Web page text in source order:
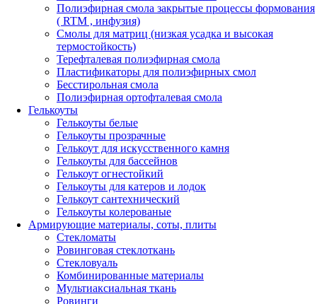
Полиэфирная смола закрытые процессы формования
( RTM , инфузия)
Смолы для матриц (низкая усадка и высокая
термостойкость)
Терефталевая полиэфирная смола
Пластификаторы для полиэфирных смол
Бесстирольная смола
Полиэфирная ортофталевая смола
Гелькоуты
Гелькоуты белые
Гелькоуты прозрачные
Гелькоут для искусственного камня
Гелькоуты для бассейнов
Гелькоут огнестойкий
Гелькоуты для катеров и лодок
Гелькоут сантехнический
Гелькоуты колерованые
Армирующие материалы, соты, плиты
Стекломаты
Ровинговая стеклоткань
Стекловуаль
Комбинированные материалы
Мультиаксиальная ткань
Ровинги